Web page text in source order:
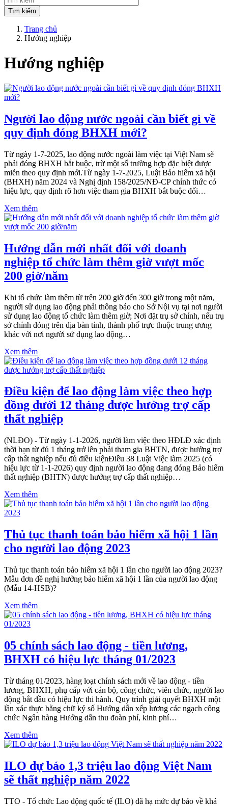
Trang chủ
Hướng nghiệp
Hướng nghiệp
Người lao động nước ngoài cần biết gì về
quy định đóng BHXH mới?
Từ ngày 1-7-2025, lao động nước ngoài làm việc tại Việt Nam sẽ
phải đóng BHXH bắt buộc, trừ một số trường hợp đặc biệt được
miễn theo quy định mới.Từ ngày 1-7-2025, Luật Bảo hiểm xã hội
(BHXH) năm 2024 và Nghị định 158/2025/NĐ-CP chính thức có
hiệu lực, quy định rõ hơn việc tham gia BHXH bắt buộc đối…
Xem thêm
Hướng dẫn mới nhất đối với doanh
nghiệp tổ chức làm thêm giờ vượt mốc
200 giờ/năm
Khi tổ chức làm thêm từ trên 200 giờ đến 300 giờ trong một năm,
người sử dụng lao động phải thông báo cho Sở Nội vụ tại nơi người
sử dụng lao động tổ chức làm thêm giờ; Nơi đặt trụ sở chính, nếu trụ
sở chính đóng trên địa bàn tỉnh, thành phố trực thuộc trung ương
khác với nơi người sử dụng lao động…
Xem thêm
Điều kiện để lao động làm việc theo hợp
đồng dưới 12 tháng được hưởng trợ cấp
thất nghiệp
(NLĐO) - Từ ngày 1-1-2026, người làm việc theo HĐLĐ xác định
thời hạn từ đủ 1 tháng trở lên phải tham gia BHTN, được hưởng trợ
cấp thất nghiệp nếu đủ điều kiệnĐiều 38 Luật Việc làm 2025 (có
hiệu lực từ 1-1-2026) quy định người lao động đang đóng Bảo hiểm
thất nghiệp (BHTN) được hưởng trợ cấp thất nghiệp…
Xem thêm
Thủ tục thanh toán bảo hiểm xã hội 1 lần
cho người lao động 2023
Thủ tục thanh toán bảo hiểm xã hội 1 lần cho người lao động 2023?
Mẫu đơn đề nghị hưởng bảo hiểm xã hội 1 lần của người lao động
(Mẫu 14-HSB)?
Xem thêm
05 chính sách lao động - tiền lương,
BHXH có hiệu lực tháng 01/2023
Từ tháng 01/2023, hàng loạt chính sách mới về lao động - tiền
lương, BHXH, phụ cấp với cán bộ, công chức, viên chức, người lao
động bắt đầu có hiệu lực thi hành. Quy trình giải quyết BHXH một
lần xác thực bằng chữ ký số Hướng dẫn xếp lương các ngạch công
chức Ngân hàng Hướng dẫn thu đoàn phí, kinh phí…
Xem thêm
ILO dự báo 1,3 triệu lao động Việt Nam
sẽ thất nghiệp năm 2022
TTO - Tổ chức Lao động quốc tế (ILO) đã hạ mức dự báo về khả